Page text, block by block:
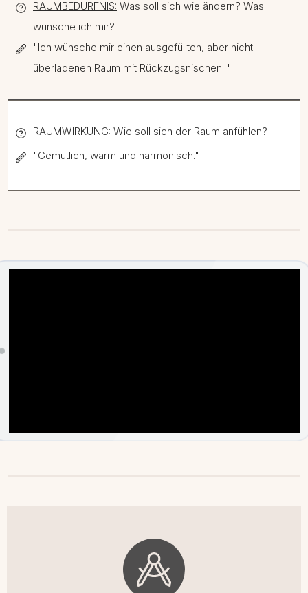
RAUMBEDÜRFNIS: Was soll sich wie ändern? Was
wünsche ich mir?
"Ich wünsche mir einen ausgefüllten, aber nicht
überladenen Raum mit Rückzugsnischen. "
RAUMWIRKUNG: Wie soll sich der Raum anfühlen?
"Gemütlich, warm und harmonisch."